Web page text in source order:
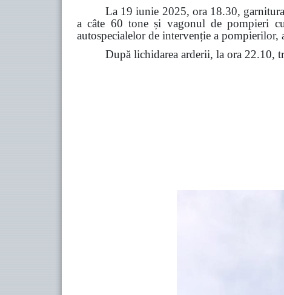
La 19 iunie 2025, ora 18.30,
a câte 60 tone și vagonul de pompieri
autospecialelor de intervenție a
După lichidarea arderii, la ora 22.10,